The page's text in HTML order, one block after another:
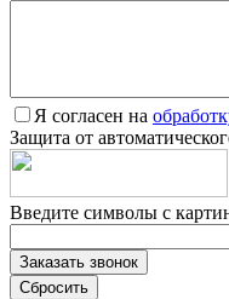
Я согласен на
Защита от
Введите символы с